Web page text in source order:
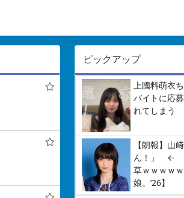
ピックアップ
上國料萌衣
バイトに応
れてしまう
【朗報】山
ん！」 ←
草ｗｗｗｗ
娘。’26】